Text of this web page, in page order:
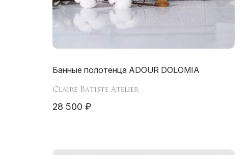
Банные полотенца ADOUR DOLOMIA
Claire Batiste Atelier
28 500 ₽